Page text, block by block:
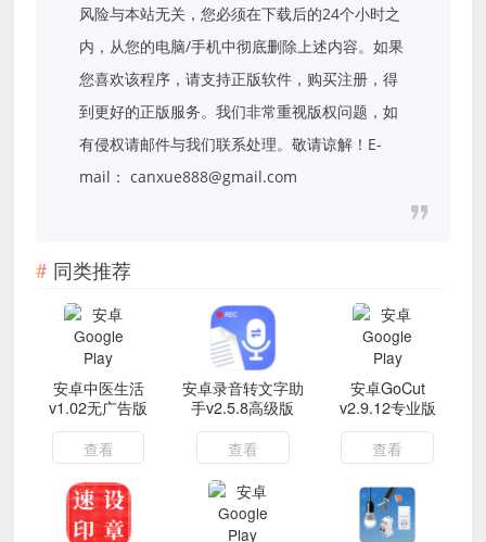
风险与本站无关，您必须在下载后的24个小时之
内，从您的电脑/手机中彻底删除上述内容。如果
您喜欢该程序，请支持正版软件，购买注册，得
到更好的正版服务。我们非常重视版权问题，如
有侵权请邮件与我们联系处理。敬请谅解！E-
mail： canxue888@gmail.com
同类推荐
安卓中医生活
v1.02无广告版
查看
安卓录音转文字助
手v2.5.8高级版
查看
安卓GoCut
v2.9.12专业版
查看